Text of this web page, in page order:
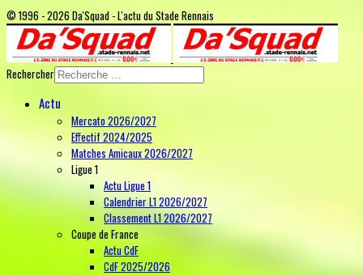
© 1996 - 2026 Da'Squad - L'actu du Stade Rennais
Rechercher
Actu
Mercato 2026/2027
Effectif 2024/2025
Matches Amicaux 2026/2027
Ligue 1
Actu Ligue 1
Calendrier L1 2026/2027
Classement L1 2026/2027
Coupe de France
Actu CdF
CdF 2025/2026